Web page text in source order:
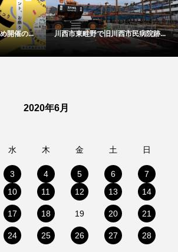
開催の... 川西市東畦野で旧川西市民病院跡...
2020年6月
水 木 金 土 日
3 4 5 6
7
10 11 12 13 14
17 18 19 20 21
24 25 26 27 28